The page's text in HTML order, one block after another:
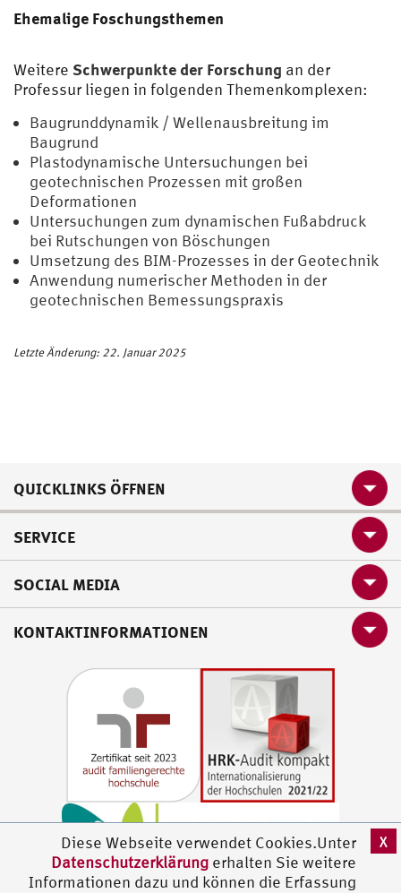
Diese Webseite verwendet Cookies.Unter
Datenschutzerklärung erhalten Sie weitere
Informationen dazu und können die Erfassung
X
Ehemalige Foschungsthemen
Weitere Schwerpunkte der Forschung an der
Professur liegen in folgenden Themenkomplexen:
Baugrunddynamik / Wellenausbreitung im
Baugrund
Plastodynamische Untersuchungen bei
geotechnischen Prozessen mit großen
Deformationen
Untersuchungen zum dynamischen Fußabdruck
bei Rutschungen von Böschungen
Umsetzung des BIM-Prozesses in der Geotechnik
Anwendung numerischer Methoden in der
geotechnischen Bemessungspraxis
Letzte Änderung: 22. Januar 2025
QUICKLINKS ÖFFNEN
SERVICE
SOCIAL MEDIA
KONTAKTINFORMATIONEN